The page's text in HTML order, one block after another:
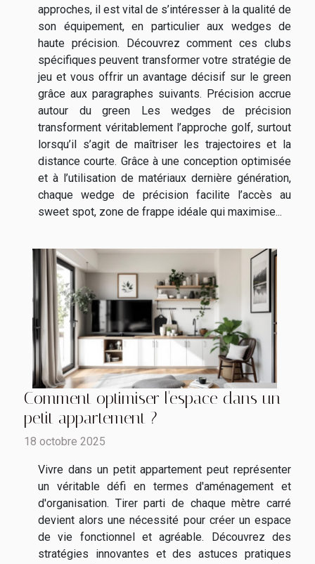
approches, il est vital de s’intéresser à la qualité de
son équipement, en particulier aux wedges de
haute précision. Découvrez comment ces clubs
spécifiques peuvent transformer votre stratégie de
jeu et vous offrir un avantage décisif sur le green
grâce aux paragraphes suivants. Précision accrue
autour du green Les wedges de précision
transforment véritablement l’approche golf, surtout
lorsqu’il s’agit de maîtriser les trajectoires et la
distance courte. Grâce à une conception optimisée
et à l’utilisation de matériaux dernière génération,
chaque wedge de précision facilite l’accès au
sweet spot, zone de frappe idéale qui maximise...
Comment optimiser l'espace dans un
petit appartement ?
18 octobre 2025
Vivre dans un petit appartement peut représenter
un véritable défi en termes d'aménagement et
d'organisation. Tirer parti de chaque mètre carré
devient alors une nécessité pour créer un espace
de vie fonctionnel et agréable. Découvrez des
stratégies innovantes et des astuces pratiques